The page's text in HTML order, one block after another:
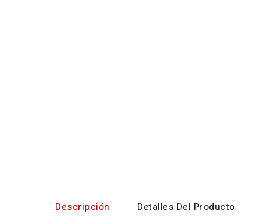
Descripción Detalles Del Producto